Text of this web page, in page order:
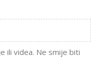
ili videa. Ne smije biti